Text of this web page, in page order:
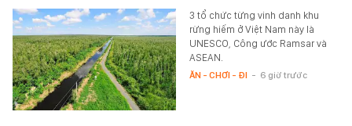
3 tổ chức từng vinh danh khu
rừng hiếm ở Việt Nam này là
UNESCO, Công ước Ramsar và
ASEAN.
ĂN - CHƠI - ĐI - 6 giờ trước